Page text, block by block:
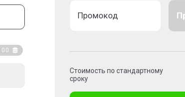
Стоимость по стандартному
сроку